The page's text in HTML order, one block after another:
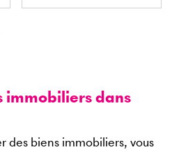
immobiliers dans
des biens immobiliers, vous